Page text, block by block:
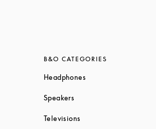
B&O CATEGORIES
Headphones
Speakers
Televisions